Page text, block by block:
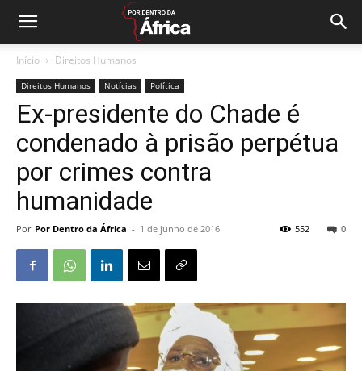
Início Direitos Humanos
Direitos Humanos Notícias Política
Ex-presidente do Chade é
condenado à prisão perpétua
por crimes contra
humanidade
Por Por Dentro da África - 1 de junho de 2016 0
552